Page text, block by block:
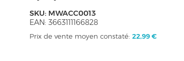
SKU: MWACC0013
EAN: 3663111166828
Prix de vente moyen constaté:22,99 €